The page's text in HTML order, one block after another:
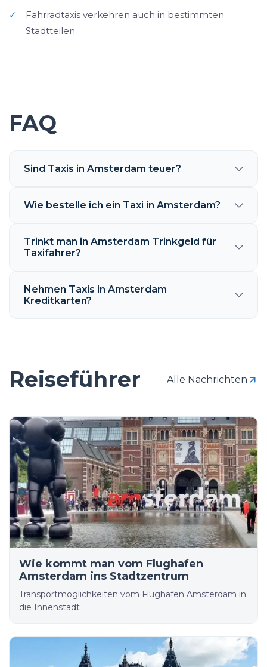
✓
Fahrradtaxis verkehren auch in bestimmten
Stadtteilen.
FAQ
Sind Taxis in Amsterdam teuer?
Wie bestelle ich ein Taxi in Amsterdam?
Trinkt man in Amsterdam Trinkgeld für
Taxifahrer?
Nehmen Taxis in Amsterdam
Kreditkarten?
Reiseführer Alle Nachrichten
Wie kommt man vom Flughafen
Amsterdam ins Stadtzentrum
Transportmöglichkeiten vom Flughafen Amsterdam in
die Innenstadt